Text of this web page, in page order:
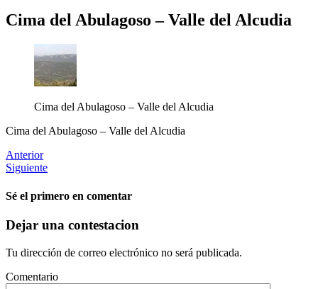
Cima del Abulagoso – Valle del Alcudia
Cima del Abulagoso – Valle del Alcudia
Cima del Abulagoso – Valle del Alcudia
Anterior
Siguiente
Sé el primero en comentar
Dejar una contestacion
Tu dirección de correo electrónico no será publicada.
Comentario